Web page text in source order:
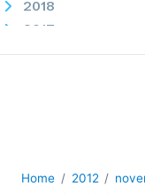
2018
2017
2016
Home 2012